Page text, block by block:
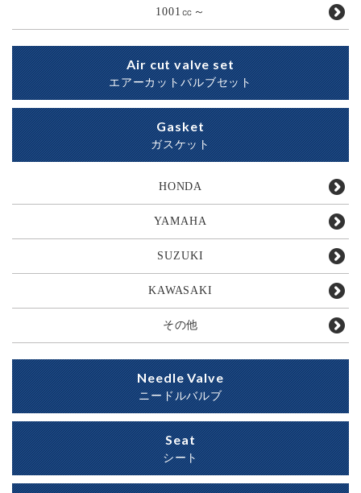
1001㏄～
Air cut valve set
エアーカットバルブセット
Gasket
ガスケット
HONDA
YAMAHA
SUZUKI
KAWASAKI
その他
Needle Valve
ニードルバルブ
Seat
シート